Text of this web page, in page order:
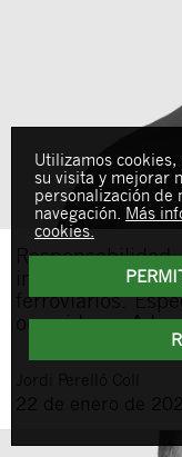
ferroviarios.
ocurrido en
22 de enero de
Utilizamos
su visita y mejorar
personalización de
navegación. Más
cookies.